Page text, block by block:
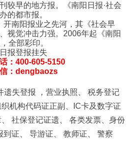
较早的地方报。《南阳日报·社会
的都市报。
开南阳报业之先河，其《社会早
视觉冲击力强。2006年起《南阳
全部彩印。
报登报挂失
：400-605-5150
：dengbaozs
遗失登报 ，营业执照、 税务登记
机构代码证正副、IC卡及数字证
社保登记证遗、 各类发票、身份
证、 导游证、 教师证、 警察